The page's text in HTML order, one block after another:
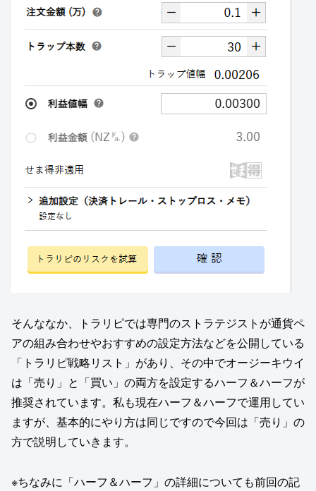
そんななか、トラリピでは専門のストラテジストが通貨ペ
アの組み合わせやおすすめの設定方法などを公開している
「トラリピ戦略リスト」があり、その中でオージーキウイ
は「売り」と「買い」の両方を設定するハーフ＆ハーフが
推奨されています。私も現在ハーフ＆ハーフで運用してい
ますが、基本的にやり方は同じですので今回は「売り」の
方で説明していきます。
※ちなみに「ハーフ＆ハーフ」の詳細についても前回の記